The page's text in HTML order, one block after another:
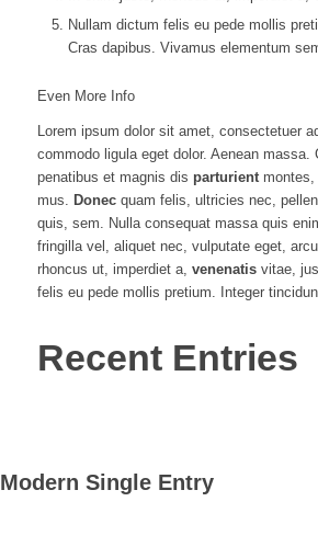
Nullam dictum felis eu pede mollis
Cras dapibus. Vivamus elementum
Even More Info
Lorem ipsum dolor sit amet, consectetuer
commodo ligula eget dolor. Aenean massa.
penatibus et magnis dis parturientmontes,
mus. Donecquam felis, ultricies nec,
quis, sem. Nulla consequat massa quis
fringilla vel, aliquet nec, vulputate eget,
rhoncus ut, imperdiet a, venenatisvitae,
felis eu pede mollis pretium. Integer
Recent Entries
Modern Single Entry